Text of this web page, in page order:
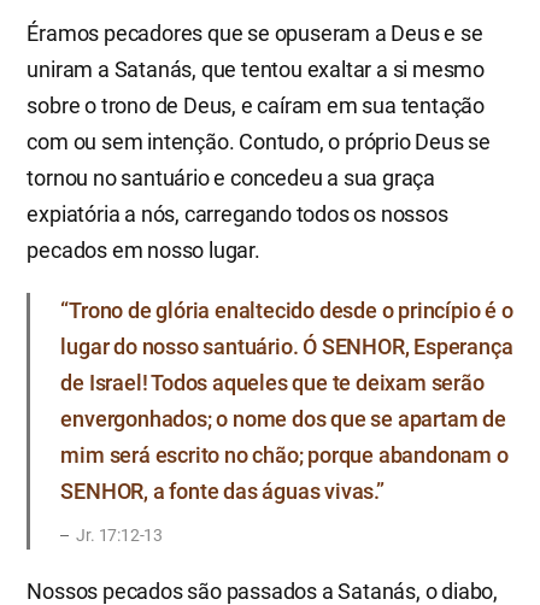
Éramos pecadores que se opuseram a Deus e se
uniram a Satanás, que tentou exaltar a si mesmo
sobre o trono de Deus, e caíram em sua tentação
com ou sem intenção. Contudo, o próprio Deus se
tornou no santuário e concedeu a sua graça
expiatória a nós, carregando todos os nossos
pecados em nosso lugar.
“Trono de glória enaltecido desde o princípio é o
lugar do nosso santuário. Ó SENHOR, Esperança
de Israel! Todos aqueles que te deixam serão
envergonhados; o nome dos que se apartam de
mim será escrito no chão; porque abandonam o
SENHOR, a fonte das águas vivas.”
Jr. 17:12-13
Nossos pecados são passados a Satanás, o diabo,